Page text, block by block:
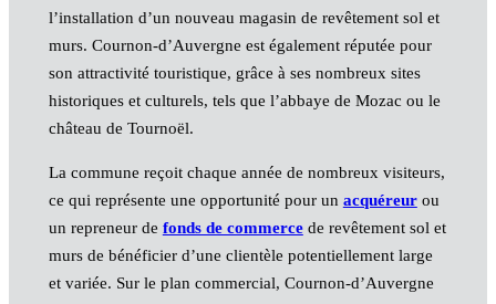
l’installation d’un nouveau magasin de revêtement sol et
murs. Cournon-d’Auvergne est également réputée pour
son attractivité touristique, grâce à ses nombreux sites
historiques et culturels, tels que l’abbaye de Mozac ou le
château de Tournoël.
La commune reçoit chaque année de nombreux visiteurs,
ce qui représente une opportunité pour un acquéreurou
un repreneur de fonds de commercede revêtement sol et
murs de bénéficier d’une clientèle potentiellement large
et variée. Sur le plan commercial, Cournon-d’Auvergne